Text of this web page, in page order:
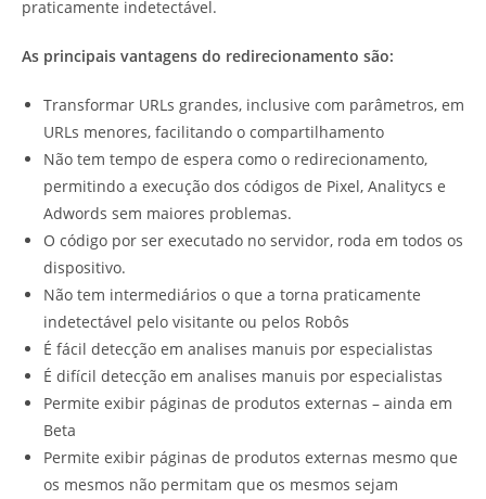
praticamente indetectável.
As principais vantagens do redirecionamento são:
Transformar URLs grandes, inclusive com parâmetros, em
URLs menores, facilitando o compartilhamento
Não tem tempo de espera como o redirecionamento,
permitindo a execução dos códigos de Pixel, Analitycs e
Adwords sem maiores problemas.
O código por ser executado no servidor, roda em todos os
dispositivo.
Não tem intermediários o que a torna praticamente
indetectável pelo visitante ou pelos Robôs
É fácil detecção em analises manuis por especialistas
É difícil detecção em analises manuis por especialistas
Permite exibir páginas de produtos externas – ainda em
Beta
Permite exibir páginas de produtos externas mesmo que
os mesmos não permitam que os mesmos sejam